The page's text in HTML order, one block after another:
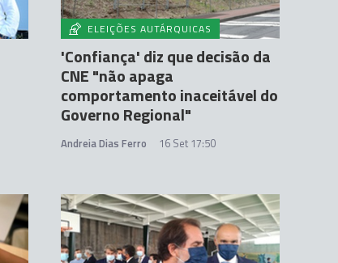
ELEIÇÕES AUTÁRQUICAS
'Confiança' diz que decisão da
CNE "não apaga
comportamento inaceitável do
Governo Regional"
Andreia Dias Ferro 16 Set 17:50